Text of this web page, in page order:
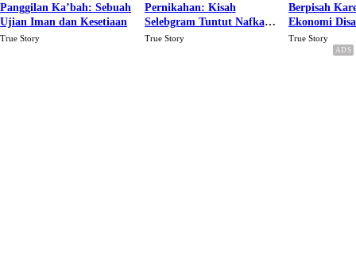
Panggilan Ka’bah: Sebuah
Ujian Iman dan Kesetiaan
True Story
Pernikahan: Kisah
Selebgram Tuntut Nafkah
Rp.15 Juta Perbulan
True Story
Berpisah
Ekonomi
Karena Cinta
True Story